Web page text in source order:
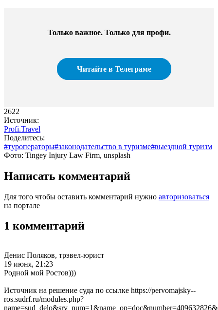
Только важное. Только для профи.​
Читайте в Телеграме
2622
Источник:
Profi.Travel
Поделитесь:
#туроператоры#законодательство в туризме#выездной туризм
Фото: Tingey Injury Law Firm, unsplash
Написать комментарий
Для того чтобы оставить комментарий нужно авторизоваться
на портале
1 комментарий
Денис Поляков, трэвел-юрист
19 июня, 21:23
Родной мой Ростов)))
Источник на решение суда по ссылке https://pervomajsky--
ros.sudrf.ru/modules.php?